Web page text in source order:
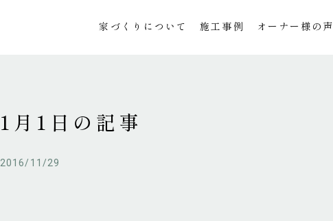
家づくりについて 施工事例 オーナー様の声
1月1日の記事
2016/11/29